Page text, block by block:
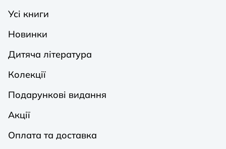
Усі книги
Новинки
Дитяча література
Колекції
Подарункові видання
Акції
Оплата та доставка